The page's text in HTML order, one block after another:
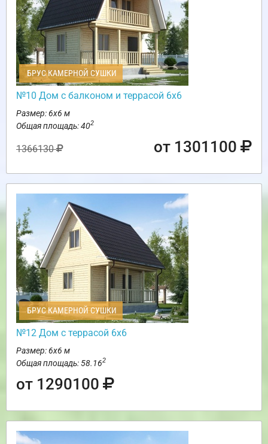
БРУС КАМЕРНОЙ СУШКИ
№10 Дом с балконом и террасой 6х6
Размер: 6х6 м
Общая площадь: 402
1366130 от 1301100
БРУС КАМЕРНОЙ СУШКИ
№12 Дом с террасой 6х6
Размер: 6х6 м
Общая площадь: 58.162
от 1290100